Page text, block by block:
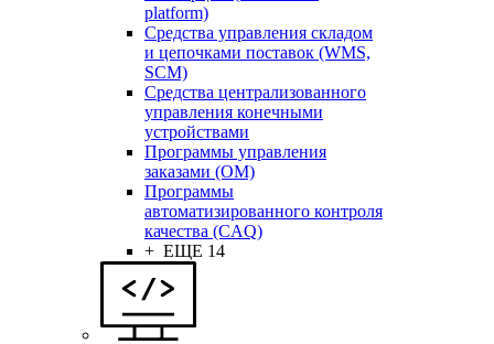
platform)
Средства управления складом
и цепочками поставок (WMS,
SCM)
Средства централизованного
управления конечными
устройствами
Программы управления
заказами (OM)
Программы
автоматизированного контроля
качества (CAQ)
+ ЕЩЕ 14